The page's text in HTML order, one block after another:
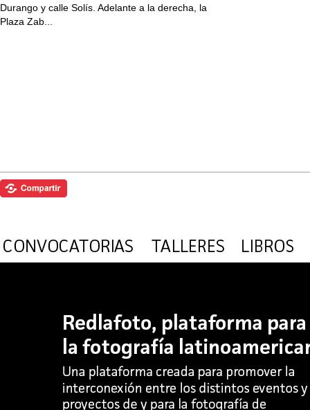
Durango y calle Solís. Adelante a la derecha, la
Plaza Zab...